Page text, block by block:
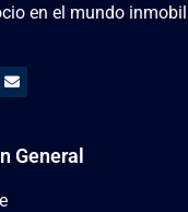
en el mundo
General